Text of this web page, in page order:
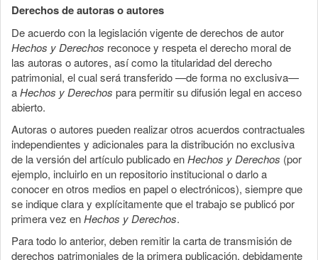
Derechos de autoras o autores
De acuerdo con la legislación vigente de derechos de autor
Hechos y Derechos reconoce y respeta el derecho moral de
las autoras o autores, así como la titularidad del derecho
patrimonial, el cual será transferido —de forma no exclusiva—
aHechos y Derechos para permitir su difusión legal en acceso
abierto.
Autoras o autores pueden realizar otros acuerdos contractuales
independientes y adicionales para la distribución no exclusiva
de la versión del artículo publicado enHechos y Derechos (por
ejemplo, incluirlo en un repositorio institucional o darlo a
conocer en otros medios en papel o electrónicos), siempre que
se indique clara y explícitamente que el trabajo se publicó por
primera vez enHechos y Derechos.
Para todo lo anterior, deben remitir la carta de transmisión de
derechos patrimoniales de la primera publicación, debidamente